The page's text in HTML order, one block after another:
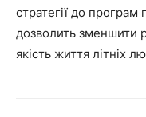
стратегії до програм
дозволить зменшити
якість життя літніх